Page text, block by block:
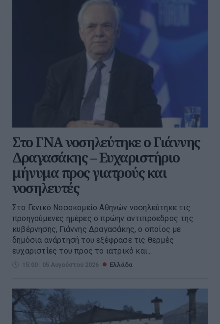
Στο ΓΝΑ νοσηλεύτηκε ο Γιάννης
Δραγασάκης – Ευχαριστήριο
μήνυμα προς γιατρούς και
νοσηλευτές
Στο Γενικό Νοσοκομείο Αθηνών νοσηλεύτηκε τις
προηγούμενες ημέρες ο πρώην αντιπρόεδρος της
κυβέρνησης, Γιάννης Δραγασάκης, ο οποίος με
δημόσια ανάρτησή του εξέφρασε τις θερμές
ευχαριστίες του προς το ιατρικό και...
15:00 | 05 Αυγούστου 2026 Ελλάδα